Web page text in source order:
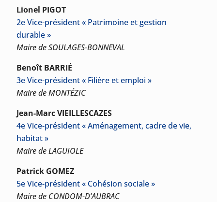
Lionel PIGOT
2e Vice-président « Patrimoine et gestion
durable »
Maire de SOULAGES-BONNEVAL
Benoît BARRIÉ
3e Vice-président « Filière et emploi »
Maire de MONTÉZIC
Jean-Marc VIEILLESCAZES
4e Vice-président « Aménagement, cadre de vie,
habitat »
Maire de LAGUIOLE
Patrick GOMEZ
5e Vice-président « Cohésion sociale »
Maire de CONDOM-D’AUBRAC